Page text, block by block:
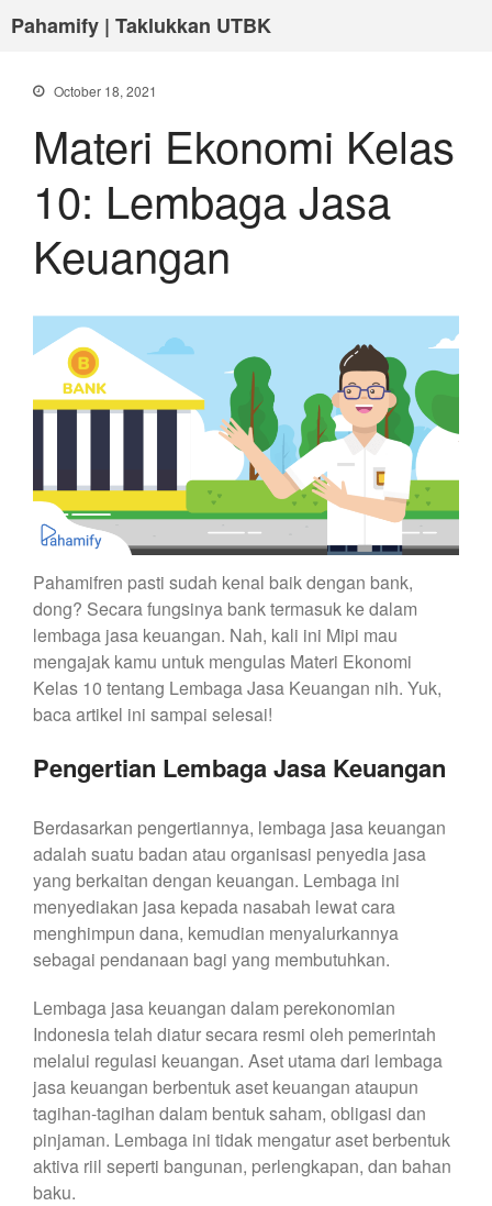
Pahamify | Taklukkan UTBK
October 18, 2021
Materi Ekonomi Kelas
10: Lembaga Jasa
Keuangan
Pahamifren pasti sudah kenal baik dengan bank,
dong? Secara fungsinya bank termasuk ke dalam
lembaga jasa keuangan. Nah, kali ini Mipi mau
mengajak kamu untuk mengulas Materi Ekonomi
Kelas 10 tentang Lembaga Jasa Keuangan nih. Yuk,
baca artikel ini sampai selesai!
Pengertian Lembaga Jasa Keuangan
Berdasarkan pengertiannya, lembaga jasa keuangan
adalah suatu badan atau organisasi penyedia jasa
yang berkaitan dengan keuangan. Lembaga ini
menyediakan jasa kepada nasabah lewat cara
menghimpun dana, kemudian menyalurkannya
sebagai pendanaan bagi yang membutuhkan.
Lembaga jasa keuangan dalam perekonomian
Indonesia telah diatur secara resmi oleh pemerintah
melalui regulasi keuangan. Aset utama dari lembaga
jasa keuangan berbentuk aset keuangan ataupun
tagihan-tagihan dalam bentuk saham, obligasi dan
pinjaman. Lembaga ini tidak mengatur aset berbentuk
aktiva riil seperti bangunan, perlengkapan, dan bahan
baku.